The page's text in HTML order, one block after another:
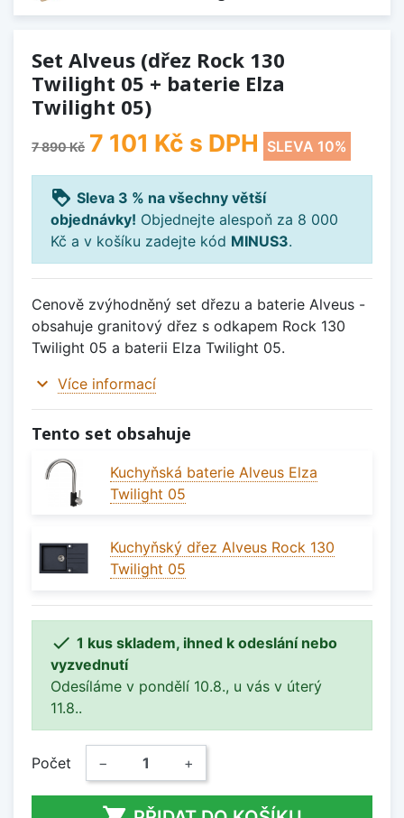
Set Alveus (dřez Rock 130
Twilight 05 + baterie Elza
Twilight 05)
7 890 Kč 7 101 Kč s DPH SLEVA 10%
loyalty Sleva 3 % na všechny větší
objednávky! Objednejte alespoň za 8 000
Kč a v košíku zadejte kód MINUS3.
Cenově zvýhodněný set dřezu a baterie Alveus -
obsahuje granitový dřez s odkapem Rock 130
Twilight 05 a baterii Elza Twilight 05.
expand_more Více informací
Tento set obsahuje
Kuchyňská baterie Alveus Elza
Twilight 05
Kuchyňský dřez Alveus Rock 130
Twilight 05
 1 kus skladem, ihned k odeslání nebo
vyzvednutí
Odesíláme v pondělí 10.8., u vás v úterý
11.8..
Počet − +